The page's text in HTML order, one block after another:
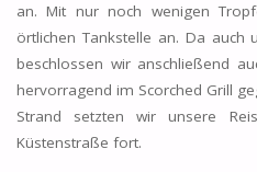
an. Mit nur noch wenigen
örtlichen Tankstelle an. Da auch
beschlossen wir anschließend
hervorragend im Scorched Grill
Strand setzten wir unsere
Küstenstraße fort.